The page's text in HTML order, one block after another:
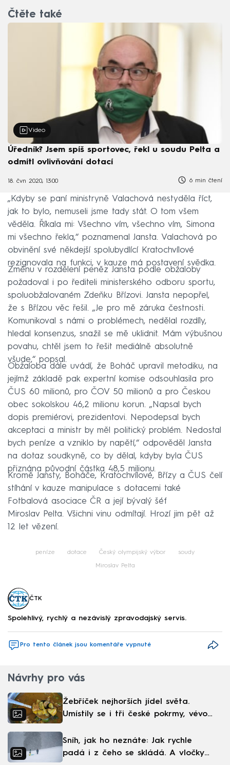
Čtěte také
Video
Úředník? Jsem spíš sportovec, řekl u soudu Pelta a
odmítl ovlivňování dotací
18. čvn 2020, 13:00 6 min čtení
„Kdyby se paní ministryně Valachová nestyděla říct,
jak to bylo, nemuseli jsme tady stát. O tom všem
věděla. Říkala mi: Všechno vím, všechno vím, Simona
mi všechno řekla,“ poznamenal Jansta. Valachová po
obvinění své někdejší spolubydlící Kratochvílové
rezignovala na funkci, v kauze má postavení svědka.
Změnu v rozdělení peněz Jansta podle obžaloby
požadoval i po řediteli ministerského odboru sportu,
spoluobžalovaném Zdeňku Břízovi. Jansta nepopřel,
že s Břízou věc řešil. „Je pro mě záruka čestnosti.
Komunikoval s námi o problémech, nedělal rozdíly,
hledal konsenzus, snažil se mě uklidnit. Mám výbušnou
povahu, chtěl jsem to řešit mediálně absolutně
všude,“ popsal.
Obžaloba dále uvádí, že Boháč upravil metodiku, na
jejímž základě pak expertní komise odsouhlasila pro
ČUS 60 milionů, pro ČOV 50 milionů a pro Českou
obec sokolskou 46,2 milionu korun. „Napsal bych
dopis premiérovi, prezidentovi. Nepodepsal bych
akceptaci a ministr by měl politický problém. Nedostal
bych peníze a vzniklo by napětí,“ odpověděl Jansta
na dotaz soudkyně, co by dělal, kdyby byla ČUS
přiznána původní částka 48,5 milionu.
Kromě Jansty, Boháče, Kratochvílové, Břízy a ČUS čelí
stíhání v kauze manipulace s dotacemi také
Fotbalová asociace ČR a její bývalý šéf
Miroslav Pelta. Všichni vinu odmítají. Hrozí jim pět až
12 let vězení.
peníze dotace Český olympijský výbor soudy
Miroslav Pelta
ČTK
Spolehlivý, rychlý a nezávislý zpravodajský servis.
Pro tento článek jsou komentáře vypnuté
Návrhy pro vás
Žebříček nejhorších jídel světa.
Umístily se i tři české pokrmy, vévodí
Sníh, jak ho neznáte: Jak rychle
padá i z čeho se skládá. A vločky